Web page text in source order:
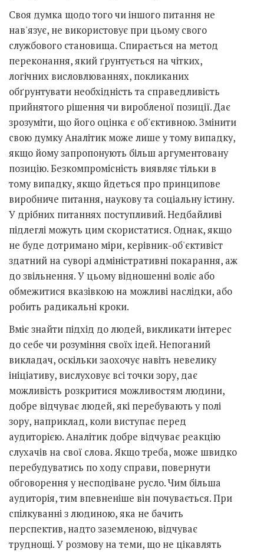
Своя думка щодо того чи іншого питання не
нав'язує, не використовує при цьому свого
службового становища. Спирається на метод
переконання, який ґрунтується на чітких,
логічних висловлюваннях, покликаних
обґрунтувати необхідність та справедливість
прийнятого рішення чи виробленої позиції. Дає
зрозуміти, що його оцінка є об'єктивною. Змінити
свою думку Аналітик може лише у тому випадку,
якщо йому запропонують більш аргументовану
позицію. Безкомпромісність виявляє тільки в
тому випадку, якщо йдеться про принципове
виробниче питання, наукову та соціальну істину.
У дрібних питаннях поступливий. Недбайливі
підлеглі можуть цим скористатися. Однак, якщо
не буде дотримано міри, керівник-об'єктивіст
здатний на суворі адміністративні покарання, аж
до звільнення. У цьому відношенні воліє або
обмежитися вказівкою на можливі наслідки, або
робить радикальні кроки.
Вміє знайти підхід до людей, викликати інтерес
до себе чи розуміння своїх ідей. Непоганий
викладач, оскільки заохочує навіть невелику
ініціативу, вислуховує всі точки зору, дає
можливість розкритися можливостям людини,
добре відчуває людей, які перебувають у полі
зору, наприклад, коли виступає перед
аудиторією. Аналітик добре відчуває реакцію
слухачів на свої слова. Якщо треба, може швидко
перебудуватись по ходу справи, повернути
обговорення у несподіване русло. Чим більша
аудиторія, тим впевненіше він почувається. При
спілкуванні з людиною, яка не бачить
перспектив, надто заземленою, відчуває
труднощі. У розмову на теми, що не цікавлять